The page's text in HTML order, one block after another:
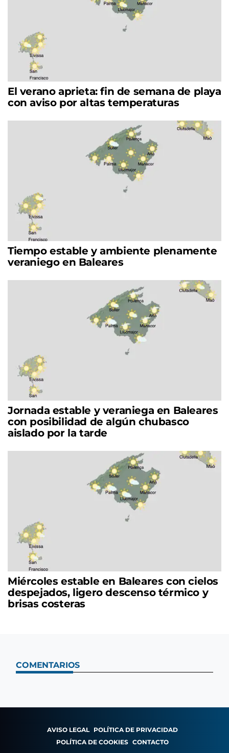
El verano aprieta: fin de semana de playa
con aviso por altas temperaturas
Tiempo estable y ambiente plenamente
veraniego en Baleares
Jornada estable y veraniega en Baleares
con posibilidad de algún chubasco
aislado por la tarde
Miércoles estable en Baleares con cielos
despejados, ligero descenso térmico y
brisas costeras
COMENTARIOS
AVISO LEGAL POLÍTICA DE PRIVACIDAD
POLÍTICA DE COOKIES CONTACTO